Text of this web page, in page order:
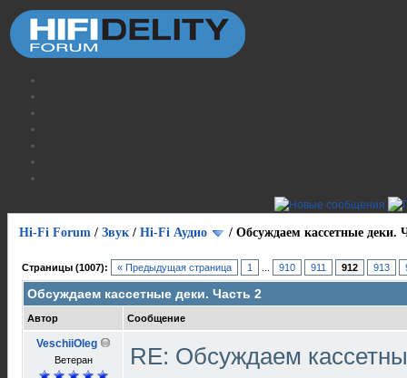
Hi-Fi Forum / Звук / Hi-Fi Аудио / Обсуждаем кассетные деки.
Страницы (1007): « Предыдущая страница 1 910 911 912 913
Обсуждаем кассетные деки. Часть 2
Автор Сообщение
VeschiiOleg
Ветеран
RE: Обсуждаем